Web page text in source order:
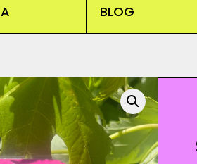
BLOG